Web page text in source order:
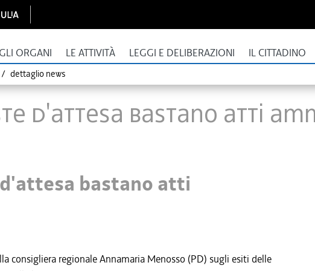
GLI ORGANI LE ATTIVITÀ LEGGI E DELIBERAZIONI IL CITTADINO
dettaglio news
d'attesa bastano atti
bastano atti
consigliera regionale Annamaria Menosso (PD) sugli esiti delle